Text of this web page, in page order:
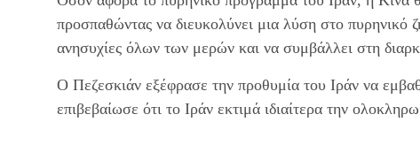
προσπαθώντας να διευκολύνει μια λύση στο πυρηνικό
ανησυχίες όλων των μερών και να συμβάλλει στη
Ο Πεζεσκιάν εξέφρασε την προθυμία του Ιράν να
επιβεβαίωσε ότι το Ιράν εκτιμά ιδιαίτερα την